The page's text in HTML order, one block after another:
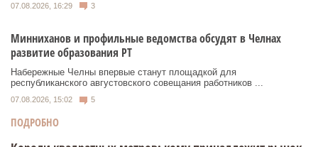
07.08.2026, 16:29 3
Минниханов и профильные ведомства обсудят в Челнах
развитие образования РТ
Набережные Челны впервые станут площадкой для
республиканского августовского совещания работников ...
07.08.2026, 15:02 5
ПОДРОБНО